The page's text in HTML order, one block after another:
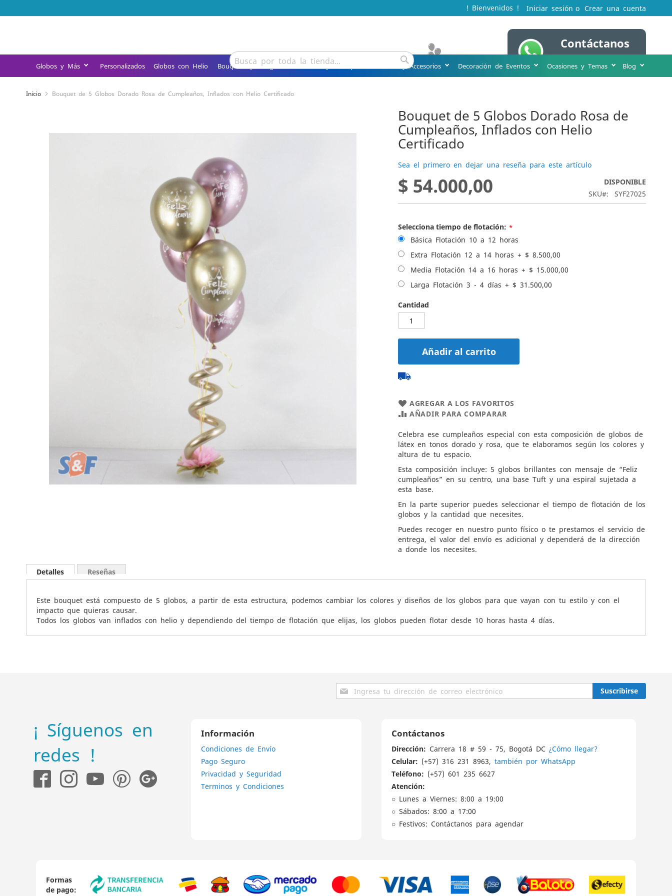
al
! Bienvenidos ! Iniciar sesión Crear una cuenta
Buscar
Buscar
Contáctanos
WA 316 231 8963
Globos y Más Personalizados Globos con Helio Bouquets y Arreglos Detalles y Obsequios Fiesta y Accesorios Decoración de Eventos Ocasiones y Temas Blog
Inicio Bouquet de 5 Globos Dorado Rosa de Cumpleaños, Inflados con Helio Certificado
Bouquet de 5 Globos Dorado Rosa de
Cumpleaños, Inflados con Helio
Certificado
Sea el primero en dejar una reseña para este artículo
$ 54.000,00 DISPONIBLE
SKU SYF27025
Selecciona tiempo de flotación:
Básica Flotación 10 a 12 horas
Extra Flotación 12 a 14 horas + $ 8.500,00
Media Flotación 14 a 16 horas + $ 15.000,00
Larga Flotación 3 - 4 días + $ 31.500,00
Cantidad
Añadir al carrito
AGREGAR A LOS FAVORITOS
AÑADIR PARA COMPARAR
Celebra ese cumpleaños especial con esta composición de globos de
látex en tonos dorado y rosa, que te elaboramos según los colores y
altura de tu espacio.
Esta composición incluye: 5 globos brillantes con mensaje de “Feliz
cumpleaños” en su centro, una base Tuft y una espiral sujetada a
esta base.
En la parte superior puedes seleccionar el tiempo de flotación de los
globos y la cantidad que necesites.
Puedes recoger en nuestro punto físico o te prestamos el servicio de
entrega, el valor del envío es adicional y dependerá de la dirección
a donde los necesites.
Detalles
Este bouquet está compuesto de 5 globos, a partir de esta estructura, podemos cambiar los colores y diseños de los globos para que vayan con tu estilo y con el
impacto que quieras causar.
Todos los globos van inflados con helio y dependiendo del tiempo de flotación que elijas, los globos pueden flotar desde 10 horas hasta 4 días.
Reseñas
Inscríbase
a
Suscribirse
¡ Síguenos en
redes !
Información
Condiciones de Envío
Pago Seguro
Privacidad y Seguridad
Terminos y Condiciones
Contáctanos
Dirección: Carrera 18 # 59 - 75, Bogotá DC ¿Cómo llegar?
Celular: (+57) 316 231 8963, también por WhatsApp
Teléfono: (+57) 601 235 6627
Atención:
○ Lunes a Viernes: 8:00 a 19:00
○ Sábados: 8:00 a 17:00
○ Festivos: Contáctanos para agendar
Formas
de pago: